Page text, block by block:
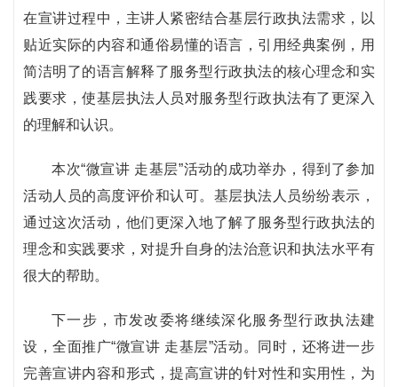
在宣讲过程中，主讲人紧密结合基层行政执法需求，以
贴近实际的内容和通俗易懂的语言，引用经典案例，用
简洁明了的语言解释了服务型行政执法的核心理念和实
践要求，使基层执法人员对服务型行政执法有了更深入
的理解和认识。
本次“微宣讲 走基层”活动的成功举办，得到了参加
活动人员的高度评价和认可。基层执法人员纷纷表示，
通过这次活动，他们更深入地了解了服务型行政执法的
理念和实践要求，对提升自身的法治意识和执法水平有
很大的帮助。
下一步，市发改委将继续深化服务型行政执法建
设，全面推广“微宣讲 走基层”活动。同时，还将进一步
完善宣讲内容和形式，提高宣讲的针对性和实用性，为